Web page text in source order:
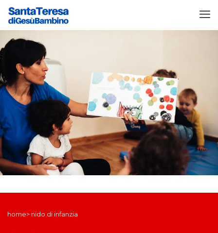
home> nido di infanzia